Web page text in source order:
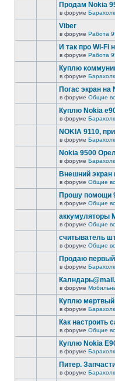
Продам Nokia
в форуме
Viber
в форуме Работа
И так про Wi-Fi
в форуме Работа
Куплю
в форуме
Погас экран на
в форуме Общие
Куплю Nokia
в форуме
NOKIA 9110,
в форуме
Nokia 9500 Орел
в форуме
Внешний экран
в форуме Общие
Прошу помощи
в форуме Общие
аккумуляторы
в форуме Общие
считыватель
в форуме Общие
Продаю первый
в форуме
в форуме
Куплю
в форуме
Как настроить
в форуме Общие
Куплю Nokia
в форуме
Питер.
в форуме